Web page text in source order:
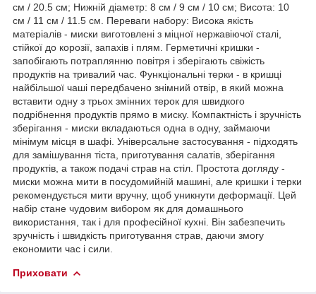
см / 20.5 см; Нижній діаметр: 8 см / 9 см / 10 см; Висота: 10
см / 11 см / 11.5 см. Переваги набору: Висока якість
матеріалів - миски виготовлені з міцної нержавіючої сталі,
стійкої до корозії, запахів і плям. Герметичні кришки -
запобігають потраплянню повітря і зберігають свіжість
продуктів на тривалий час. Функціональні терки - в кришці
найбільшої чаші передбачено знімний отвір, в який можна
вставити одну з трьох змінних терок для швидкого
подрібнення продуктів прямо в миску. Компактність і зручність
зберігання - миски вкладаються одна в одну, займаючи
мінімум місця в шафі. Універсальне застосування - підходять
для замішування тіста, приготування салатів, зберігання
продуктів, а також подачі страв на стіл. Простота догляду -
миски можна мити в посудомийній машині, але кришки і терки
рекомендується мити вручну, щоб уникнути деформації. Цей
набір стане чудовим вибором як для домашнього
використання, так і для професійної кухні. Він забезпечить
зручність і швидкість приготування страв, даючи змогу
економити час і сили.
Приховати